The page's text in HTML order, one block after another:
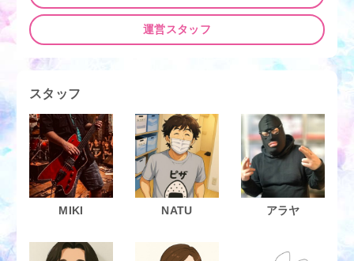
運営スタッフ
スタッフ
MIKI NATU アラヤ